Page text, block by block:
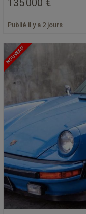
Publié il y a 2 jours
NOUVEAU